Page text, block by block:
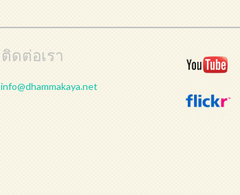
ติดต่อเรา
info@dhammakaya.net